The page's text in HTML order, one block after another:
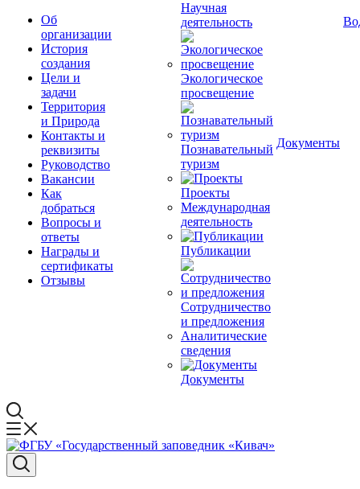
Об
организации
История
создания
Цели и
задачи
Территория
и Природа
Контакты и
реквизиты
Руководство
Вакансии
Как
добраться
Вопросы и
ответы
Награды и
сертификаты
Отзывы
Научная
деятельность
Экологическое
просвещение
Познавательный
туризм
Проекты
Международная
деятельность
Публикации
Сотрудничество
и предложения
Аналитические
сведения
Документы
Документы